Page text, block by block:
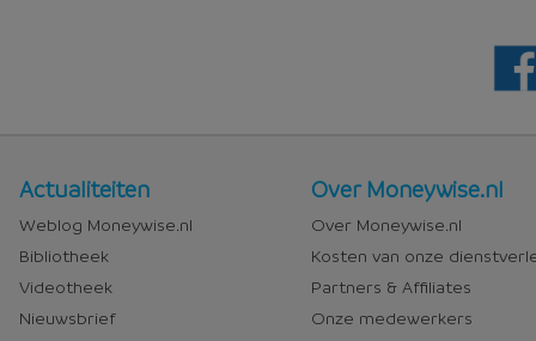
Nieuws
en
media
Actualiteiten
Weblog Moneywise.nl
Bibliotheek
Videotheek
Nieuwsbrief
Over
Moneywise
Over Moneywise.nl
Over Moneywise.nl
Kosten van onze
Partners & Affiliates
Onze medewerkers